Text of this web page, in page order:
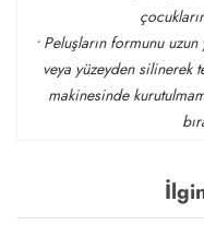
• Peluşların formunu
veya yüzeyden silinerek
makinesinde